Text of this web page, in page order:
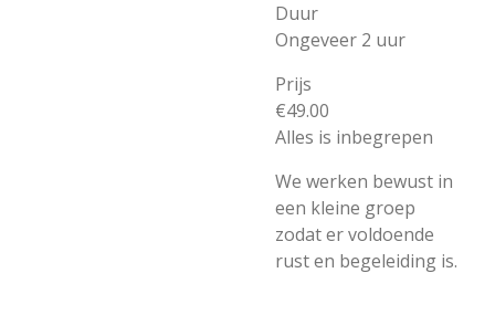
Duur
Ongeveer 2 uur
Prijs
€49.00
Alles is inbegrepen
We werken bewust in
een kleine groep
zodat er voldoende
rust en begeleiding is.